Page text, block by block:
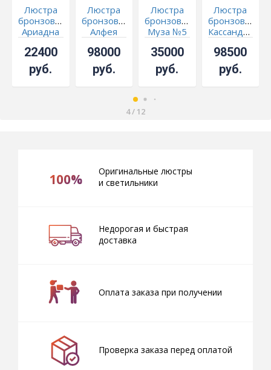
Люстра
бронзовая
Ариадна
22400
руб.
Люстра
бронзовая
Алфея
№8 шар
98000
руб.
Люстра
бронзовая
Муза №5
35000
руб.
Люстра
бронзовая
Кассандра
№12
баден
98500
руб.
4/ 12
100%
Оригинальные люстры
и светильники
Недорогая и быстрая
доставка
Оплата заказа при получении
Проверка заказа перед оплатой